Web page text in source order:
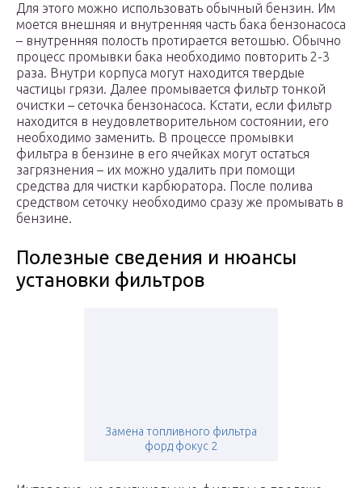
Для этого можно использовать обычный бензин. Им
моется внешняя и внутренняя часть бака бензонасоса
– внутренняя полость протирается ветошью. Обычно
процесс промывки бака необходимо повторить 2-3
раза. Внутри корпуса могут находится твердые
частицы грязи. Далее промывается фильтр тонкой
очистки – сеточка бензонасоса. Кстати, если фильтр
находится в неудовлетворительном состоянии, его
необходимо заменить. В процессе промывки
фильтра в бензине в его ячейках могут остаться
загрязнения – их можно удалить при помощи
средства для чистки карбюратора. После полива
средством сеточку необходимо сразу же промывать в
бензине.
Полезные сведения и нюансы
установки фильтров
Замена топливного фильтра
форд фокус 2